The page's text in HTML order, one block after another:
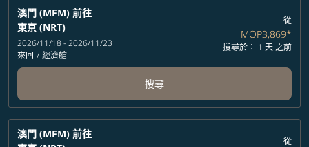
澳門 (MFM) 前往
東京 (NRT)
2026/11/18 - 2026/11/23
來回 / 經濟艙
從
MOP3,869*
搜尋於： 1 天 之前
搜尋
澳門 (MFM) 前往
從